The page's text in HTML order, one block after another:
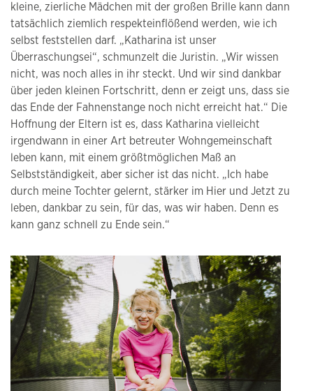
kleine, zierliche Mädchen mit der großen Brille kann dann
tatsächlich ziemlich respekteinflößend werden, wie ich
selbst feststellen darf. „Katharina ist unser
Überraschungsei“, schmunzelt die Juristin. „Wir wissen
nicht, was noch alles in ihr steckt. Und wir sind dankbar
über jeden kleinen Fortschritt, denn er zeigt uns, dass sie
das Ende der Fahnenstange noch nicht erreicht hat.“ Die
Hoffnung der Eltern ist es, dass Katharina vielleicht
irgendwann in einer Art betreuter Wohngemeinschaft
leben kann, mit einem größtmöglichen Maß an
Selbstständigkeit, aber sicher ist das nicht. „Ich habe
durch meine Tochter gelernt, stärker im Hier und Jetzt zu
leben, dankbar zu sein, für das, was wir haben. Denn es
kann ganz schnell zu Ende sein.“